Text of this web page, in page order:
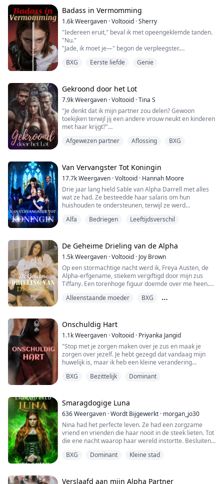
dat de vrouw die daadwerkelijk zijn contract heeft
getekend zijn veronderste...
Badass in Vermomming
1.6kWeergaven ·Voltooid ·Sherry
"Iedereen eruit," beval ik met opeengeklemde tanden.
"Nu."
"Jade, ik moet je—" begon de verpleegster.
vrouwen naar de deur terugdeinsden.
een beter controleerbare versie, was ik ontsnapt aan
mijn boeien en had hun hele faciliteit opgeblazen, klaar
om ...
BXG Eerste liefde Genie
Gekroond door het Lot
7.9kWeergaven ·Voltooid ·Tina S
"Je denkt dat ik mijn partner zou delen? Gewoon
toekijken terwijl jij een andere vrouw neukt en kinderen
met haar krijgt?"
Zodra ze zwanger is, raak ik haar niet meer aan." De
"Je bent ongelofelijk. Ik accepteer liever je afwijzing dan
zo te leven."
——
Als een meisje...
Afgewezen partner Aflossing BXG
Van Vervangster Tot Koningin
17.7kWeergaven ·Voltooid · Hannah Moore
Drie jaar lang hield Sable van Alpha Darrell met alles
wat ze had. Ze besteedde haar salaris om hun
huishouden te ondersteunen, terwijl ze werd
Darrell haar wilde markeren als zijn Luna, kwam zijn
op en neuk me meteen."
Met een gebroken hart ont...
Alfa Bedriegen Leeftijdsverschil
De Geheime Drieling van de Alpha
1.5kWeergaven ·Voltooid · Joy Brown
Op een stormachtige nacht werd ik, Freya Austen, de
Alpha-erfgename, stiekem vergiftigd door mijn zus
Tiffany. Een torenhoge figuur doemde over me heen.
Zijn lul, hard als staal, stootte in mijn natte, pijnlijke kut,
van genot.
Het laatste...
Alleenstaande moeder
BXG
Onschuldig Hart
1.1kWeergaven ·Voltooid · Priyanka Jangid
"Stop met je zorgen maken over je zus en maak je
zorgen over jezelf. Je hebt gezegd dat vandaag mijn
huwelijk is, maar ik heb een kleine verandering
gezicht.
Mahi, maar met jou." Haar ogen werden groot van
schok en ongeloof. Ze kon niet geloven wat hi...
BXG Bezittelijk Dominant
Smaragdogige Luna
636Weergaven ·Wordt Bijgewerkt · morgan_jo30
Nina had het perfecte leven. Ze had een zorgzame
vriend en vrienden die haar nooit in de steek lieten. Tot
die ene nacht waarop haar wereld instortte. Besluitend
geconfronteerd met meer vragen dan antwoorden. Na
ze het minst had verwacht. Nu moet N...
BXG Dominant Kleine stad
Verslaafd aan mijn Alpha Partner